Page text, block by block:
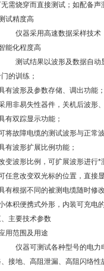
需烧穿而直接测试；如配备
试精度高
器采用高速数据采样技术
能化程度高
试结果以波形及数据自动显
的训练；
有波形及参数存储、调出功能
用非易失性器件，关机后波形
有双踪显示功能；
将故障电缆的测试波形与正常
有波形扩展比例功能；
变波形比例，可扩展波形进行*
任意改变双光标的位置，直接
有根据不同的被测电缆随时修
体积便携式外形，内装可充电
主要技术参数
用范围及用途
器可测试各种型号的电力
接地、高阻泄漏、高阻闪络